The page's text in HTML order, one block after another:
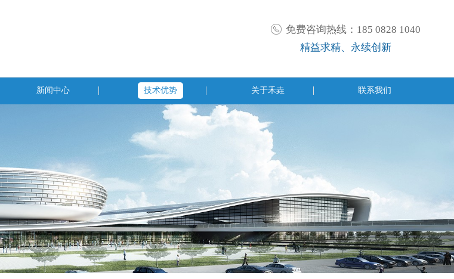
免费咨询热线：185 0828 1040
精益求精、永续创新
新闻中心 技术优势 关于禾垚 联系我们